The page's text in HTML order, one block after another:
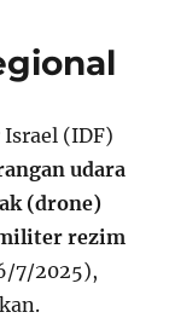
(IDF)
udara
(drone)
rezim
7/2025),